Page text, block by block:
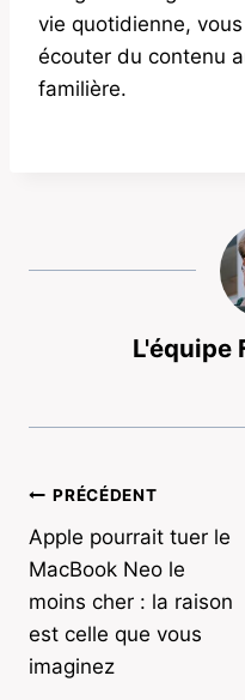
vie quotidienne,
écouter du contenu
familière.
L'équipe
Navigation
de
l’article
PRÉCÉDENT
Apple pourrait tuer le
MacBook Neo le
moins cher : la raison
est celle que vous
imaginez